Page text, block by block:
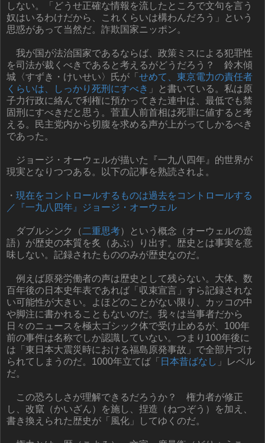
しない。「どうせ正確な情報を流したところで文句を言う
奴はいるわけだから、これくらいは構わんだろう」という
思惑があって当然だ。詐欺国家ニッポン。
我が国が法治国家であるならば、政策ミスによる犯罪性
を司法が裁くべきであると考えるがどうだろう？ 鈴木傾
城〈すずき・けいせい〉氏が「 せめて、東京電力の責任者
くらいは、しっかり死刑にすべき 」と書いている。私は原
子力行政に絡んで利権に預かってきた連中は、最低でも禁
固刑にすべきだと思う。菅直人前首相は死罪に値すると考
える。民主党内から切腹を求める声が上がってしかるべき
であった。
ジョージ・オーウェルが描いた『一九八四年』的世界が
現実となりつつある。以下の記事を熟読されよ。
・ 現在をコントロールするものは過去をコントロールする
／『一九八四年』ジョージ・オーウェル
ダブルシンク（ 二重思考）という概念（オーウェルの造
語）が歴史の本質を炙（あぶ）り出す。歴史とは事実を意
味しない。記録されたもののみが歴史なのだ。
例えば原発労働者の声は歴史として残らない。大体、数
百年後の日本史年表であれば「収束宣言」すら記録されな
い可能性が大きい。よほどのことがない限り、カッコの中
や脚注に書かれることもないのだ。我々は当事者だから
日々のニュースを極太ゴシック体で受け止めるが、100年
前の事件は名称でしか認識していない。つまり100年後に
は「東日本大震災時における福島原発事故」で全部片づけ
られてしまうのだ。1000年立てば「 日本昔ばなし 」レベル
だ。
この恐ろしさが理解できるだろうか？ 権力者が修正
し、改竄（かいざん）を施し、捏造（ねつぞう）を加え、
書き換えられた歴史が「風化」してゆくのだ。